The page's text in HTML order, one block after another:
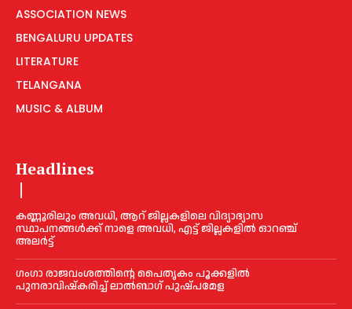
ASSOCIATION NEWS
BENGALURU UPDATES
LITERATURE
TELANGANA
MUSIC & ALBUM
Headlines
കണ്ണൂരിലും അവധി, ആറ് ജില്ലകളിലെ വിദ്യാഭ്യാസ
സ്ഥാപനങ്ങൾക്ക് നാളെ അവധി, എട്ട് ജില്ലകളിൽ ഓറഞ്ച്
അലർട്ട്
ഗംഗാ രാജവംശത്തിന്റെ പൈതൃകം പൂക്കളിൽ
പുനരാവിഷ്‌കരിച്ച് ലാൽബാഗ് പുഷ്പമേള